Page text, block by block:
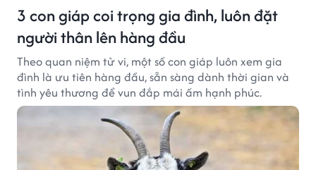
3 con giáp coi trọng gia đình, luôn đặt
người thân lên hàng đầu
Theo quan niệm tử vi, một số con giáp luôn xem gia
đình là ưu tiên hàng đầu, sẵn sàng dành thời gian và
tình yêu thương để vun đắp mái ấm hạnh phúc.